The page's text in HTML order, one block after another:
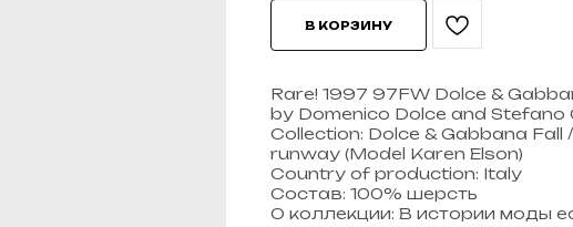
В КОРЗИНУ
Rare! 1997 97FW Dolce &
by Domenico Dolce and Stefano
Collection: Dolce & Gabbana Fall
runway (Model Karen Elson)
Country of production: Italy
Состав: 100% шерсть
О коллекции: В истории моды